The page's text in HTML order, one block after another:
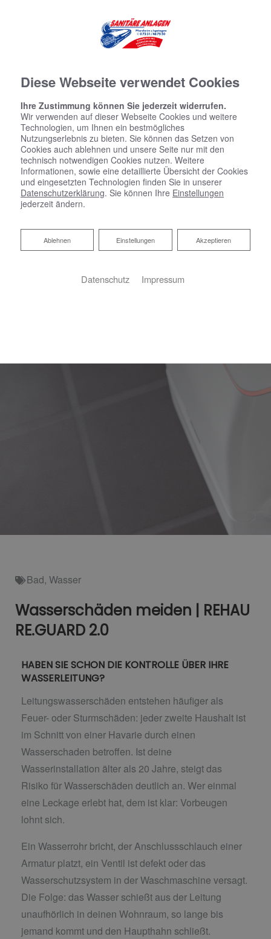
Bad, Wasser
Wasserschäden meiden | REHAU
RE.GUARD 2.0
HABEN SIE SCHON DIE KONTROLLE ÜBER IHRE
WASSERLEITUNG?
Leitungswasserschäden entstehen häufiger als
Feuer- oder Sturmschäden: jeder zweite Haushalt ist
im Schnitt von einer Havarie durch einen
Wasserschaden betroffen. Ist deine
Wasserinstallation älter als 20 Jahre, steigt das
Risiko für Wasserschäden deutlich an. Wer einmal
eine Leckage erlebt hat, dem ist klar: Vorbeugen
lohnt sich.
Ein Wasserrohr bricht, der Anschlussschlauch einer
Armatur platzt, ein Ventil ist defekt oder das
Wasserschutzsystem in der Waschmaschine versagt.
Die Folge: das Wasser schießt aus der Leitung
unaufhörlich in deinen Wohnraum, so lange bis
jemand kommt und den Haupthahn schließt.
Diese Webseite verwendet Cookies
Ihre Zustimmung können Sie jederzeit widerrufen.
Wir verwenden auf dieser Webseite Cookies und weitere
Technologien, um Ihnen ein bestmögliches
Nutzungserlebnis zu bieten. Sie können das Setzen von
Cookies auch ablehnen und unsere Seite nur mit den
technisch notwendigen Cookies nutzen. Weitere
Informationen, sowie eine detaillierte Übersicht der Cookies
und eingesetzten Technologien finden Sie in unserer
Datenschutzerklärung. Sie können Ihre Einstellungen
jederzeit ändern.
Akzeptieren
Einstellungen
Ablehnen
Ablehnen
Datenschutz Impressum